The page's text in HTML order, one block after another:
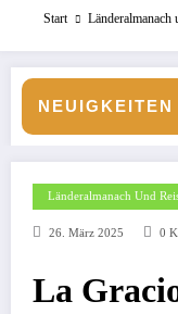
Start Länderalmanach
NEUIGKEITEN
Malediven: Die
Länderalmanach Und
26. März 2025 0
La